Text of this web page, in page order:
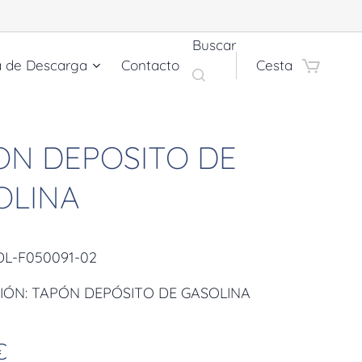
de Descarga Contacto
Buscar
Cesta
DEPOSITO DE
F050091-02
TAPÓN DEPÓSITO DE GASOLINA